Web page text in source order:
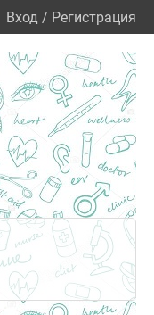
Вход / Регистрация